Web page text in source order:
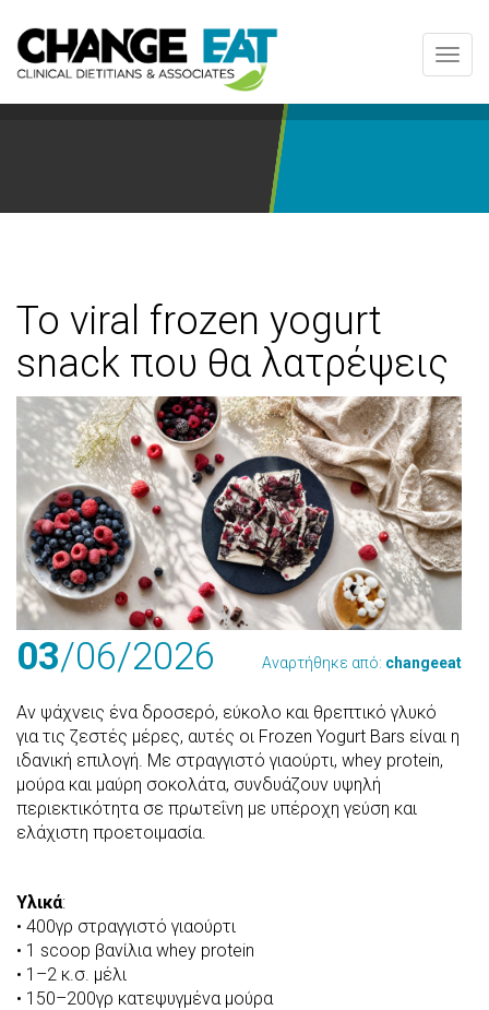
Το viral frozen yogurt
snack που θα λατρέψεις
03/06/2026 Αναρτήθηκε από: changeeat
Αν ψάχνεις ένα δροσερό, εύκολο και θρεπτικό γλυκό
για τις ζεστές μέρες, αυτές οι Frozen Yogurt Bars είναι η
ιδανική επιλογή. Με στραγγιστό γιαούρτι, whey protein,
μούρα και μαύρη σοκολάτα, συνδυάζουν υψηλή
περιεκτικότητα σε πρωτεΐνη με υπέροχη γεύση και
ελάχιστη προετοιμασία.
Υλικά:
•⁠ ⁠400γρ στραγγιστό γιαούρτι
•⁠ ⁠1 scoop βανίλια whey protein
•⁠ ⁠1–2 κ.σ. μέλι
•⁠ ⁠150–200γρ κατεψυγμένα μούρα